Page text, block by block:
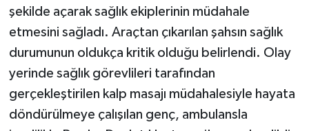
şekilde açarak sağlık ekiplerinin müdahale
etmesini sağladı. Araçtan çıkarılan şahsın sağlık
durumunun oldukça kritik olduğu belirlendi. Olay
yerinde sağlık görevlileri tarafından
gerçekleştirilen kalp masajı müdahalesiyle hayata
döndürülmeye çalışılan genç, ambulansla